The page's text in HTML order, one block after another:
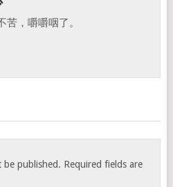
苦，嚼嚼咽了。
be published. Required fields are